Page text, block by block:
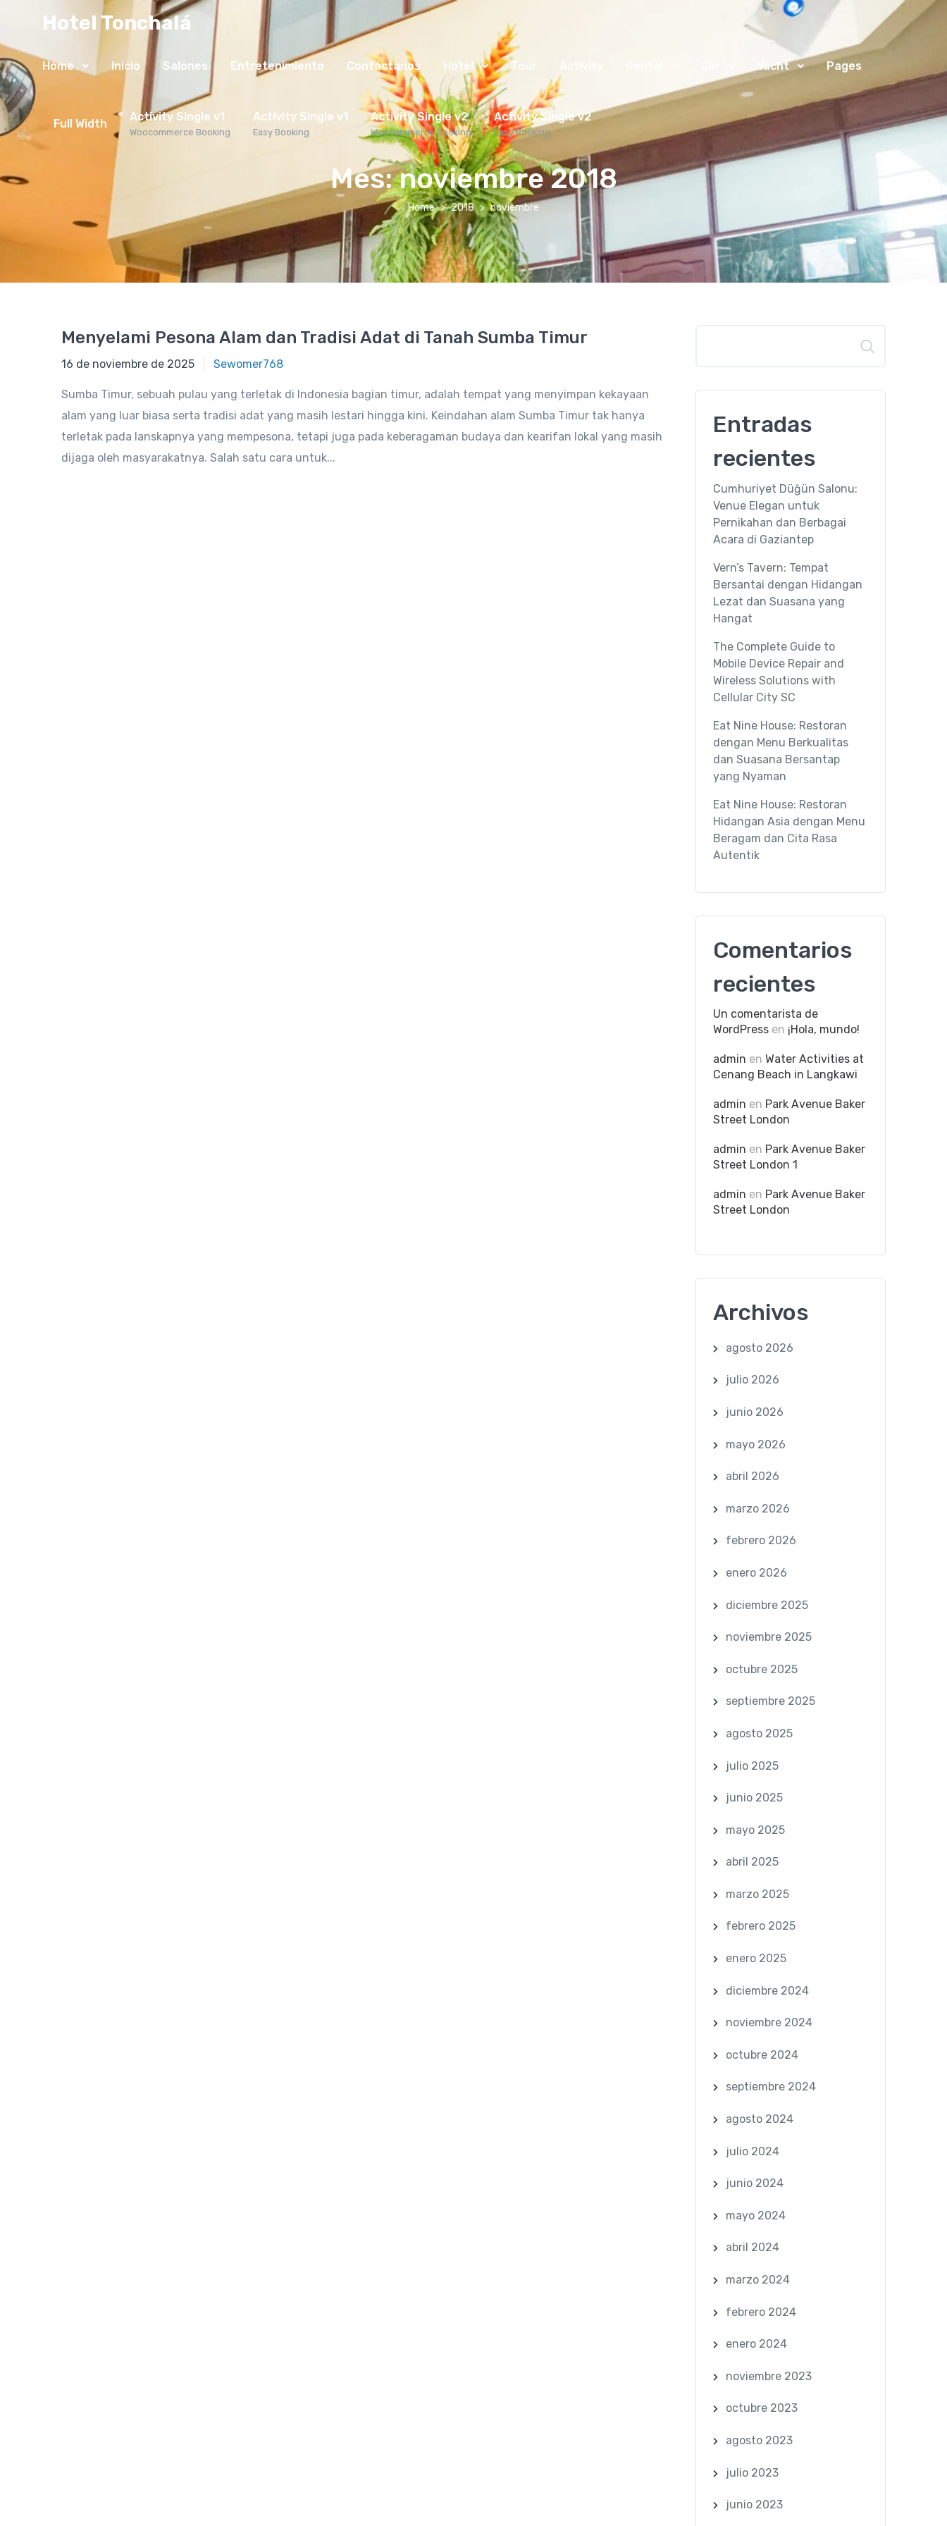
Hotel Tonchalá
Home Inicio Salones Entretenimiento Contáctanos Hotel Tour Activity Yacht Pages
Full Width Activity Single v1
Woocommerce Booking
Activity Single v1
Easy Booking
Activity Single v2
Woocommerce Booking
Activity Single v2
Easy Booking
Mes:noviembre 2018
Home 2018 noviembre
Menyelami Pesona Alam dan Tradisi Adat di Tanah Sumba Timur
16 de noviembre de 2018
16 de noviembre de 2025 Sewomer768
Sumba Timur, sebuah pulau yang terletak di Indonesia bagian timur, adalah tempat yang menyimpan kekayaan
alam yang luar biasa serta tradisi adat yang masih lestari hingga kini. Keindahan alam Sumba Timur tak hanya
terletak pada lanskapnya yang mempesona, tetapi juga pada keberagaman budaya dan kearifan lokal yang masih
dijaga oleh masyarakatnya. Salah satu cara untuk...
Entradas
recientes
Cumhuriyet Düğün Salonu:
Venue Elegan untuk
Pernikahan dan Berbagai
Acara di Gaziantep
Vern’s Tavern: Tempat
Bersantai dengan Hidangan
Lezat dan Suasana yang
Hangat
The Complete Guide to
Mobile Device Repair and
Wireless Solutions with
Cellular City SC
Eat Nine House: Restoran
dengan Menu Berkualitas
dan Suasana Bersantap
yang Nyaman
Eat Nine House: Restoran
Hidangan Asia dengan Menu
Beragam dan Cita Rasa
Autentik
Comentarios
recientes
Un comentarista de
WordPress en ¡Hola, mundo!
admin en Water Activities at
Cenang Beach in Langkawi
admin en Park Avenue Baker
Street London
admin en Park Avenue Baker
Street London 1
admin en Park Avenue Baker
Street London
Archivos
agosto 2026
julio 2026
junio 2026
mayo 2026
abril 2026
marzo 2026
febrero 2026
enero 2026
diciembre 2025
noviembre 2025
octubre 2025
septiembre 2025
agosto 2025
julio 2025
junio 2025
mayo 2025
abril 2025
marzo 2025
febrero 2025
enero 2025
diciembre 2024
noviembre 2024
octubre 2024
septiembre 2024
agosto 2024
julio 2024
junio 2024
mayo 2024
abril 2024
marzo 2024
febrero 2024
enero 2024
noviembre 2023
octubre 2023
agosto 2023
julio 2023
junio 2023